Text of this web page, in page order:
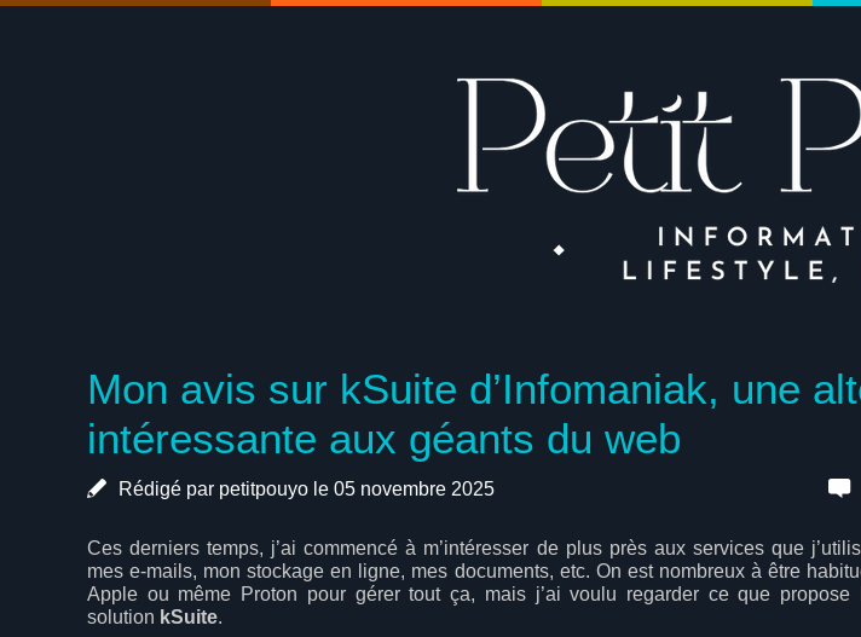
Mon avis sur kSuite d’Infomaniak, une
intéressante aux géants du web
Rédigé par petitpouyo le 05 novembre 2025
Ces derniers temps, j’ai commencé à m’intéresser de plus près aux services que
mes e-mails, mon stockage en ligne, mes documents, etc. On est nombreux à être
Apple ou même Proton pour gérer tout ça, mais j’ai voulu regarder ce que propose
solution kSuite.